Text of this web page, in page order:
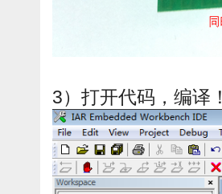
3）打开代码，编译！